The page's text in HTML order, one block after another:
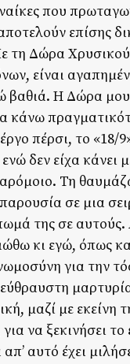
που
επίσης
τη Δώρα Χρυσικού
είναι
βαθιά. Η Δώρα
κάνω
πέρσι, το «18/
δεν είχα κάνει
Τη
σε μια
της σε αυτούς.
κι εγώ, όπως
για την
μαζί με εκείνη
να ξεκινήσει το
αυτό έχει